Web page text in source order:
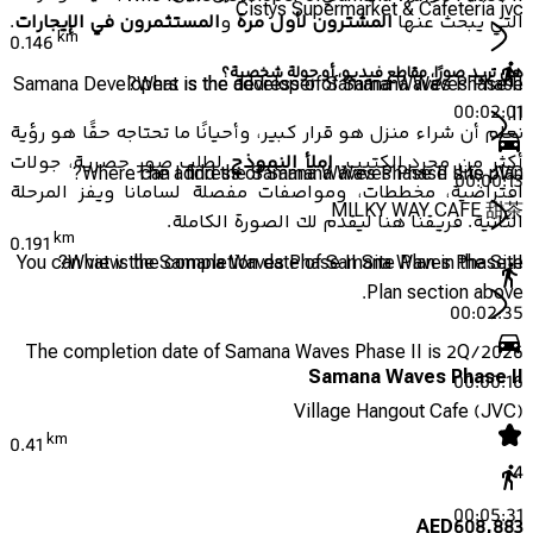
التي يبحث عنهاالمشترون لأول مرة والمستثمرون في الإيجارات.
هل تريد صورًا، مقاطع فيديو، أو جولة شخصية؟
نعلم أن شراء منزل هو قرار كبير، وأحيانًا ما تحتاجه حقًا هو رؤية
أكثر من مجرد الكتيب.املأ النموذجلطلب صور حصرية، جولات
افتراضية، مخططات، ومواصفات مفصلة لسامانا ويفز المرحلة
الثانية. فريقنا هنا ليقدم لك الصورة الكاملة.
Cistys Supermarket & Cafeteria jvc
0.146km
00:02:01
00:00:13
MILKY WAY CAFE 甜茶
0.191 km
00:02:35
00:00:16
Village Hangout Cafe (JVC)
0.41 km
00:05:31
Samana Developers is the developer of Samana Waves Phase
II.
What is the address of Samana Waves Phase II?
The address of Samana Waves Phase II is JVC.
Where can I find the Samana Waves Phase II site plan?
You can view the Samana Waves Phase II Site Plan in the Site
Plan section above.
What is the completion date of Samana Waves Phase II?
The completion date of Samana Waves Phase II is 2Q/2026
Samana Waves Phase II
4